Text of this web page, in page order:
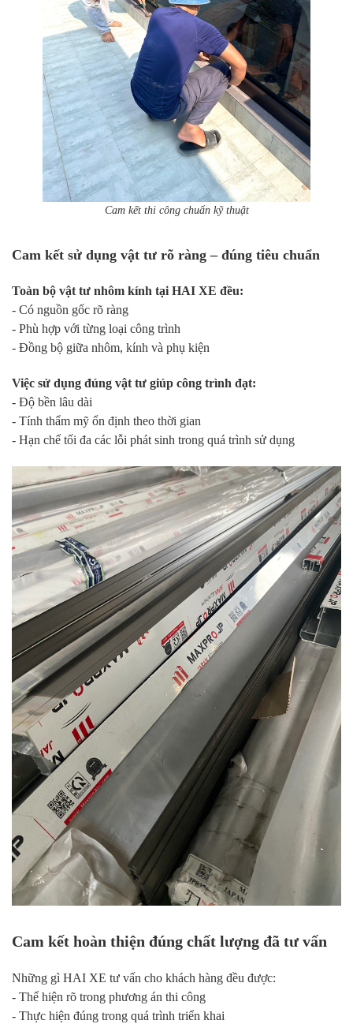
Cam kết thi công chuẩn kỹ thuật
Cam kết sử dụng vật tư rõ ràng – đúng tiêu chuẩn
Toàn bộ vật tư nhôm kính tại HAI XE đều:
- Có nguồn gốc rõ ràng
- Phù hợp với từng loại công trình
- Đồng bộ giữa nhôm, kính và phụ kiện
Việc sử dụng đúng vật tư giúp công trình đạt:
- Độ bền lâu dài
- Tính thẩm mỹ ổn định theo thời gian
- Hạn chế tối đa các lỗi phát sinh trong quá trình sử dụng
Cam kết hoàn thiện đúng chất lượng đã tư vấn
Những gì HAI XE tư vấn cho khách hàng đều được:
- Thể hiện rõ trong phương án thi công
- Thực hiện đúng trong quá trình triển khai